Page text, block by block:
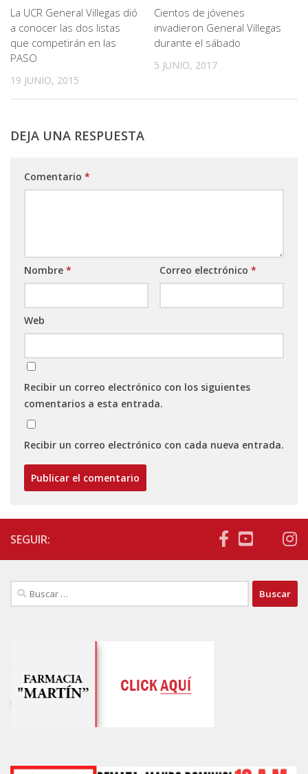
La UCR General Villegas dió
a conocer las dos listas
que competirán en las
PASO
19 JUNIO, 2015
Cientos de jóvenes
invadieron General Villegas
durante el sábado
5 JUNIO, 2017
DEJA UNA RESPUESTA
Comentario *
Nombre * Correo electrónico *
Web
Recibir un correo electrónico con los siguientes
comentarios a esta entrada.
Recibir un correo electrónico con cada nueva entrada.
SEGUIR:
Buscar: